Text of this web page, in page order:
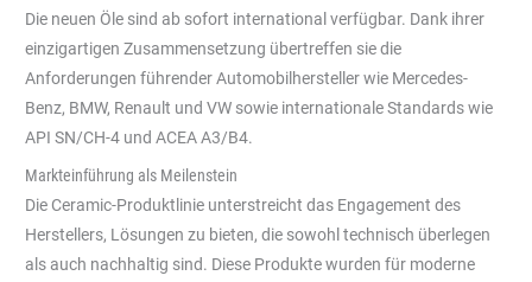
Die neuen Öle sind ab sofort international verfügbar. Dank ihrer
einzigartigen Zusammensetzung übertreffen sie die
Anforderungen führender Automobilhersteller wie Mercedes-
Benz, BMW, Renault und VW sowie internationale Standards wie
API SN/CH-4 und ACEA A3/B4.
Markteinführung als Meilenstein
Die Ceramic-Produktlinie unterstreicht das Engagement des
Herstellers, Lösungen zu bieten, die sowohl technisch überlegen
als auch nachhaltig sind. Diese Produkte wurden für moderne